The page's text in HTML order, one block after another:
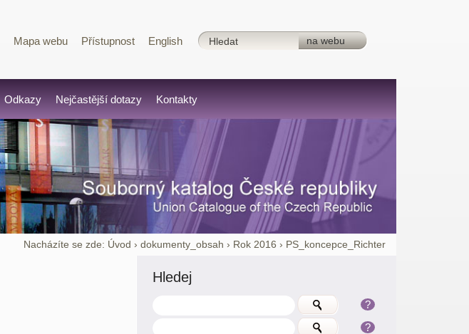
Mapa webu Přístupnost English
Odkazy Nejčastější dotazy Kontakty
Nacházíte se zde: Úvod ›dokumenty_obsah › Rok 2016 › PS_koncepce_Richter
Hledej
?
?